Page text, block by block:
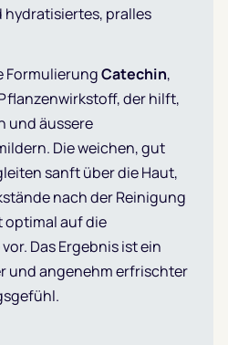
pralles
FormulierungCatechin,
der hilft,
und äussere
Die weichen, gut
sanft über die Haut,
nach der Reinigung
optimal auf die
Das Ergebnis ist ein
und angenehm erfrischter